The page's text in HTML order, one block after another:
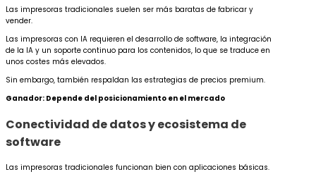
Las impresoras tradicionales suelen ser más baratas de fabricar y
vender.
Las impresoras con IA requieren el desarrollo de software, la integración
de la IA y un soporte continuo para los contenidos, lo que se traduce en
unos costes más elevados.
Sin embargo, también respaldan las estrategias de precios premium.
Ganador: Depende del posicionamiento en el mercado
Conectividad de datos y ecosistema de
software
Las impresoras tradicionales funcionan bien con aplicaciones básicas.